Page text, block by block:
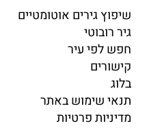
שיפוץ גירים אוטומטיים
גיר רובוטי
חפש לפי עיר
קישורים
בלוג
תנאי שימוש באתר
מדיניות פרטיות